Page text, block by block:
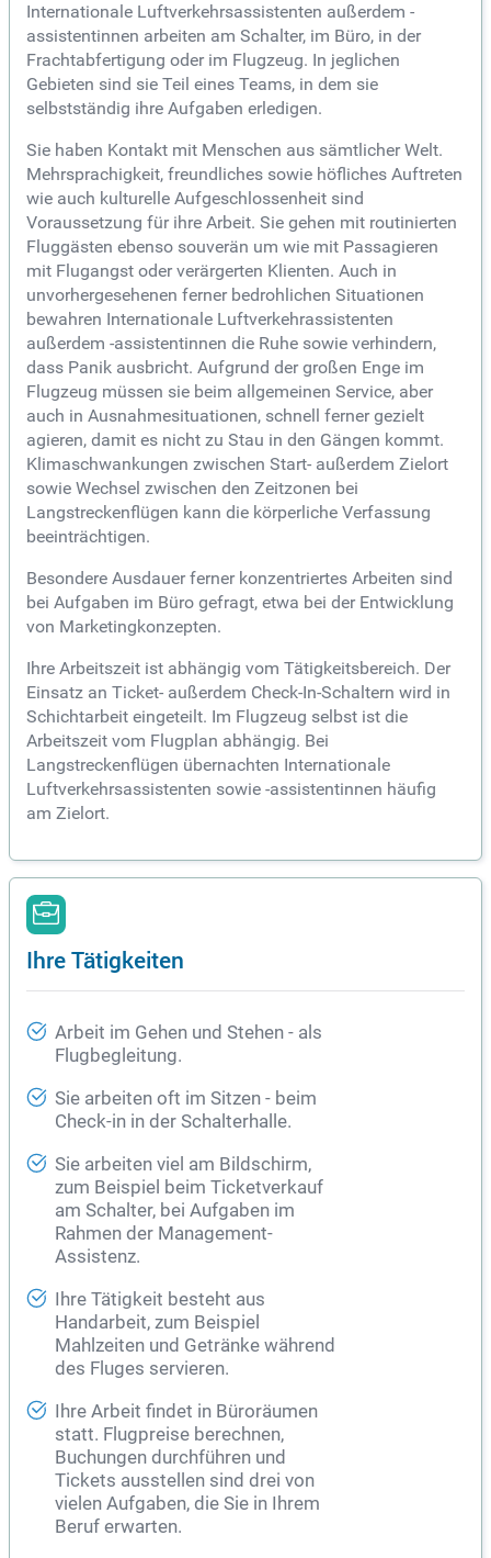
Internationale Luftverkehrsassistenten außerdem -
assistentinnen arbeiten am Schalter, im Büro, in der
Frachtabfertigung oder im Flugzeug. In jeglichen
Gebieten sind sie Teil eines Teams, in dem sie
selbstständig ihre Aufgaben erledigen.
Sie haben Kontakt mit Menschen aus sämtlicher Welt.
Mehrsprachigkeit, freundliches sowie höfliches Auftreten
wie auch kulturelle Aufgeschlossenheit sind
Voraussetzung für ihre Arbeit. Sie gehen mit routinierten
Fluggästen ebenso souverän um wie mit Passagieren
mit Flugangst oder verärgerten Klienten. Auch in
unvorhergesehenen ferner bedrohlichen Situationen
bewahren Internationale Luftverkehrassistenten
außerdem -assistentinnen die Ruhe sowie verhindern,
dass Panik ausbricht. Aufgrund der großen Enge im
Flugzeug müssen sie beim allgemeinen Service, aber
auch in Ausnahmesituationen, schnell ferner gezielt
agieren, damit es nicht zu Stau in den Gängen kommt.
Klimaschwankungen zwischen Start- außerdem Zielort
sowie Wechsel zwischen den Zeitzonen bei
Langstreckenflügen kann die körperliche Verfassung
beeinträchtigen.
Besondere Ausdauer ferner konzentriertes Arbeiten sind
bei Aufgaben im Büro gefragt, etwa bei der Entwicklung
von Marketingkonzepten.
Ihre Arbeitszeit ist abhängig vom Tätigkeitsbereich. Der
Einsatz an Ticket- außerdem Check-In-Schaltern wird in
Schichtarbeit eingeteilt. Im Flugzeug selbst ist die
Arbeitszeit vom Flugplan abhängig. Bei
Langstreckenflügen übernachten Internationale
Luftverkehrsassistenten sowie -assistentinnen häufig
am Zielort.
Ihre Tätigkeiten
Arbeit im Gehen und Stehen - als
Flugbegleitung.
Sie arbeiten oft im Sitzen - beim
Check-in in der Schalterhalle.
Sie arbeiten viel am Bildschirm,
zum Beispiel beim Ticketverkauf
am Schalter, bei Aufgaben im
Rahmen der Management-
Assistenz.
Ihre Tätigkeit besteht aus
Handarbeit, zum Beispiel
Mahlzeiten und Getränke während
des Fluges servieren.
Ihre Arbeit findet in Büroräumen
statt. Flugpreise berechnen,
Buchungen durchführen und
Tickets ausstellen sind drei von
vielen Aufgaben, die Sie in Ihrem
Beruf erwarten.